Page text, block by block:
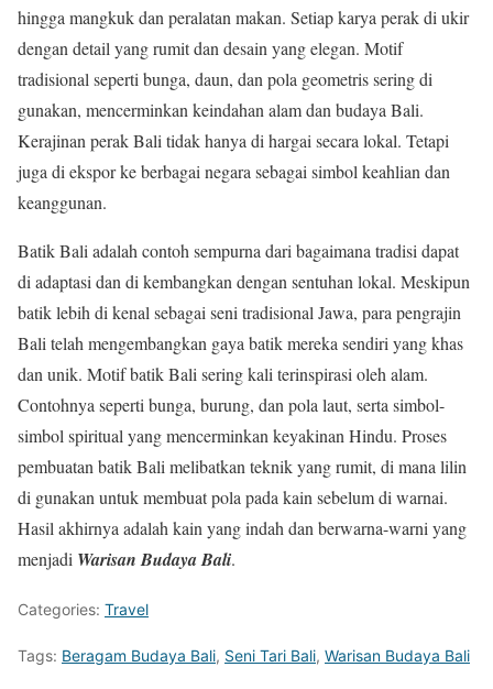
hingga mangkuk dan peralatan makan. Setiap karya perak di ukir
dengan detail yang rumit dan desain yang elegan. Motif
tradisional seperti bunga, daun, dan pola geometris sering di
gunakan, mencerminkan keindahan alam dan budaya Bali.
Kerajinan perak Bali tidak hanya di hargai secara lokal. Tetapi
juga di ekspor ke berbagai negara sebagai simbol keahlian dan
keanggunan.
Batik Bali adalah contoh sempurna dari bagaimana tradisi dapat
di adaptasi dan di kembangkan dengan sentuhan lokal. Meskipun
batik lebih di kenal sebagai seni tradisional Jawa, para pengrajin
Bali telah mengembangkan gaya batik mereka sendiri yang khas
dan unik. Motif batik Bali sering kali terinspirasi oleh alam.
Contohnya seperti bunga, burung, dan pola laut, serta simbol-
simbol spiritual yang mencerminkan keyakinan Hindu. Proses
pembuatan batik Bali melibatkan teknik yang rumit, di mana lilin
di gunakan untuk membuat pola pada kain sebelum di warnai.
Hasil akhirnya adalah kain yang indah dan berwarna-warni yang
menjadi Warisan Budaya Bali.
Categories: Travel
Tags: Beragam Budaya Bali, Seni Tari Bali, Warisan Budaya Bali